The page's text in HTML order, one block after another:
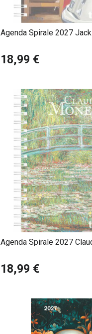
Agenda Spirale 2027
18,99 €
Agenda Spirale 2027
18,99 €